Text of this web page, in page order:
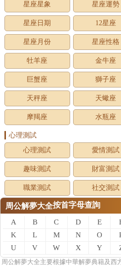
星座星象 星座運勢
星座日期 12星座
星座月份 星座性格
牡羊座 金牛座
巨蟹座 獅子座
天秤座 天蠍座
摩羯座 水瓶座
心理測試
心理測試
愛情測試
趣味測試 財富測試
職業測試 社交測試
周公解夢大全按首字母查詢
A B C D E
K
L M N O
U
V W X Y
周公解夢大全主要根據中華解夢典籍及西